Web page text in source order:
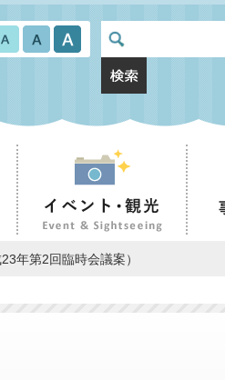
年第2回臨時会議案）